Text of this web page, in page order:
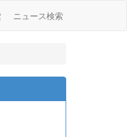
ニュース検索